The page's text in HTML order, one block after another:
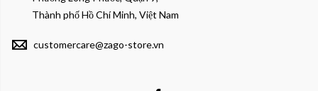
Thành phố Hồ Chí Minh, Việt Nam
customercare@zago-store.vn